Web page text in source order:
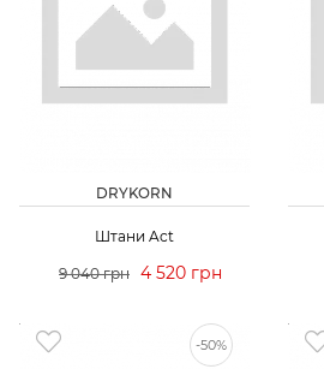
DRYKORN
Штани Act
9 040 грн 4 520 грн
-50%